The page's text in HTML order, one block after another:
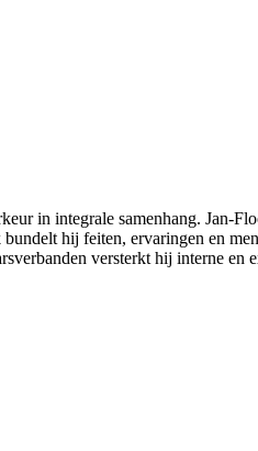
in integrale samenhang.
hij feiten, ervaringen en
versterkt hij interne en